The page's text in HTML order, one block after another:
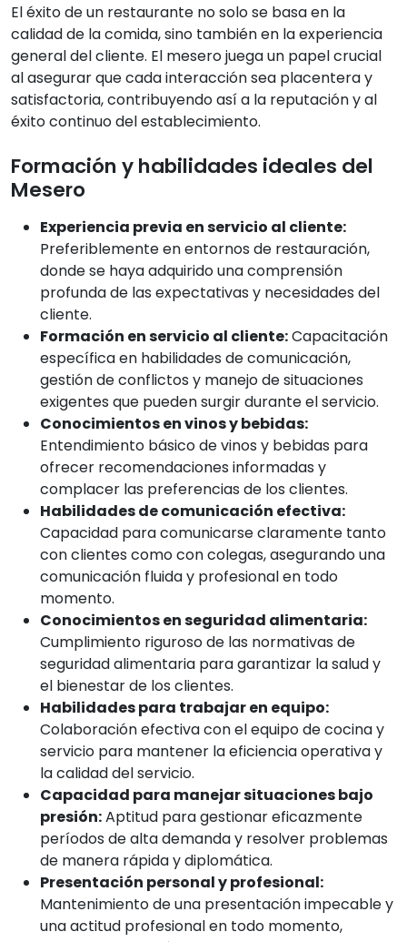
El éxito de un restaurante no solo se basa en la
calidad de la comida, sino también en la experiencia
general del cliente. El mesero juega un papel crucial
al asegurar que cada interacción sea placentera y
satisfactoria, contribuyendo así a la reputación y al
éxito continuo del establecimiento.
Formación y habilidades ideales del
Mesero
Experiencia previa en servicio al cliente:
Preferiblemente en entornos de restauración,
donde se haya adquirido una comprensión
profunda de las expectativas y necesidades del
cliente.
Formación en servicio al cliente:Capacitación
específica en habilidades de comunicación,
gestión de conflictos y manejo de situaciones
exigentes que pueden surgir durante el servicio.
Conocimientos en vinos y bebidas:
Entendimiento básico de vinos y bebidas para
ofrecer recomendaciones informadas y
complacer las preferencias de los clientes.
Habilidades de comunicación efectiva:
Capacidad para comunicarse claramente tanto
con clientes como con colegas, asegurando una
comunicación fluida y profesional en todo
momento.
Conocimientos en seguridad alimentaria:
Cumplimiento riguroso de las normativas de
seguridad alimentaria para garantizar la salud y
el bienestar de los clientes.
Habilidades para trabajar en equipo:
Colaboración efectiva con el equipo de cocina y
servicio para mantener la eficiencia operativa y
la calidad del servicio.
Capacidad para manejar situaciones bajo
presión:Aptitud para gestionar eficazmente
períodos de alta demanda y resolver problemas
de manera rápida y diplomática.
Presentación personal y profesional:
Mantenimiento de una presentación impecable y
una actitud profesional en todo momento,